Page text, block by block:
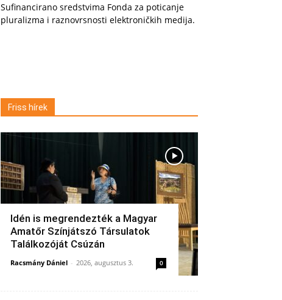
Sufinancirano sredstvima Fonda za poticanje
pluralizma i raznovrsnosti elektroničkih medija.
Friss hírek
Idén is megrendezték a Magyar
Amatőr Színjátszó Társulatok
Találkozóját Csúzán
Racsmány Dániel - 2026, augusztus 3. 0